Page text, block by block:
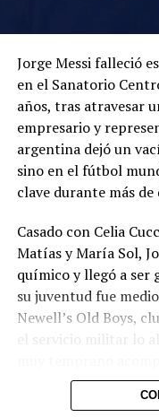
La jornada también
salvadoreño: Jorge
reciente bronce
Jorge Messi falleció
en el Sanatorio
años, tras atravesar
empresario y
argentina dejó un
sino en el fútbol
clave durante más de
Casado con Celia
Matías y María Sol,
químico y llegó a ser
su juventud fue
Newell’s Old Boys,
el servicio militar lo
de Malvinas y en el
apostar por su